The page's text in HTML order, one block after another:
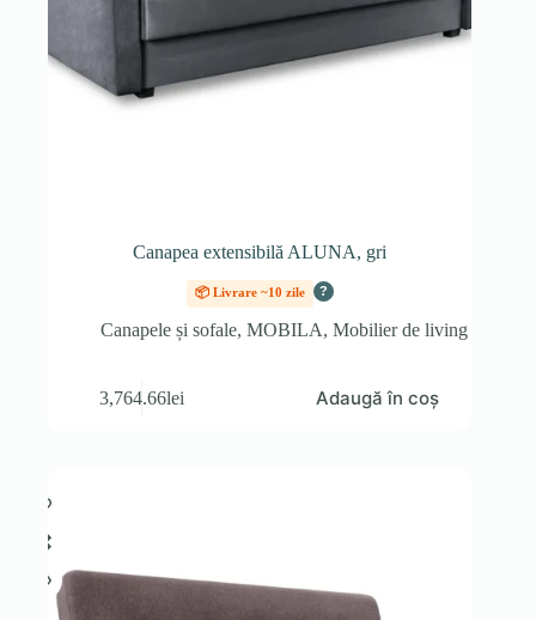
Canapea extensibilă ALUNA, gri
📦 Livrare ~10 zile ?
Canapele și sofale, MOBILA, Mobilier de living
3,764.66lei Adaugă în coș